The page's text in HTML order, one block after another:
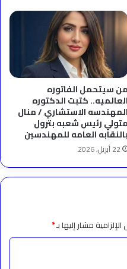
من سيتحمل الفاتوره
العالميه.. كتبت الدكتوره
المهندسه الاستشاري / منال
متولي رئيس شعبه بترول
بالنقابه العامه للمهندسين
22 أبريل، 2026
مشار إليها بـ*